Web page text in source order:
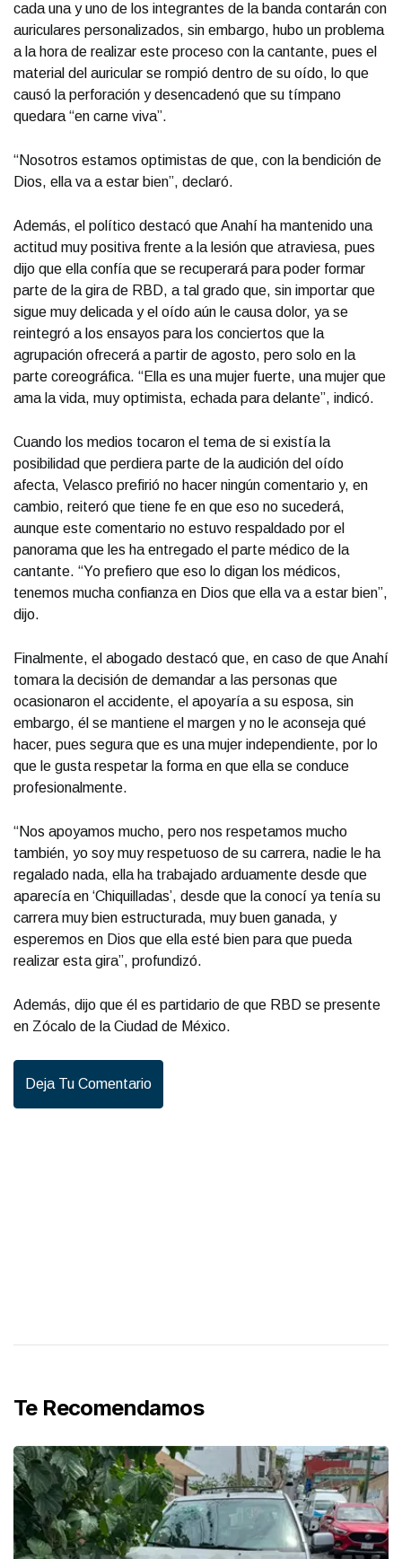
cada una y uno de los integrantes de la banda contarán con
auriculares personalizados, sin embargo, hubo un problema
a la hora de realizar este proceso con la cantante, pues el
material del auricular se rompió dentro de su oído, lo que
causó la perforación y desencadenó que su tímpano
quedara “en carne viva”.
“Nosotros estamos optimistas de que, con la bendición de
Dios, ella va a estar bien”, declaró.
Además, el político destacó que Anahí ha mantenido una
actitud muy positiva frente a la lesión que atraviesa, pues
dijo que ella confía que se recuperará para poder formar
parte de la gira de RBD, a tal grado que, sin importar que
sigue muy delicada y el oído aún le causa dolor, ya se
reintegró a los ensayos para los conciertos que la
agrupación ofrecerá a partir de agosto, pero solo en la
parte coreográfica. “Ella es una mujer fuerte, una mujer que
ama la vida, muy optimista, echada para delante”, indicó.
Cuando los medios tocaron el tema de si existía la
posibilidad que perdiera parte de la audición del oído
afecta, Velasco prefirió no hacer ningún comentario y, en
cambio, reiteró que tiene fe en que eso no sucederá,
aunque este comentario no estuvo respaldado por el
panorama que les ha entregado el parte médico de la
cantante. “Yo prefiero que eso lo digan los médicos,
tenemos mucha confianza en Dios que ella va a estar bien”,
dijo.
Finalmente, el abogado destacó que, en caso de que Anahí
tomara la decisión de demandar a las personas que
ocasionaron el accidente, el apoyaría a su esposa, sin
embargo, él se mantiene el margen y no le aconseja qué
hacer, pues segura que es una mujer independiente, por lo
que le gusta respetar la forma en que ella se conduce
profesionalmente.
“Nos apoyamos mucho, pero nos respetamos mucho
también, yo soy muy respetuoso de su carrera, nadie le ha
regalado nada, ella ha trabajado arduamente desde que
aparecía en ‘Chiquilladas’, desde que la conocí ya tenía su
carrera muy bien estructurada, muy buen ganada, y
esperemos en Dios que ella esté bien para que pueda
realizar esta gira”, profundizó.
Además, dijo que él es partidario de que RBD se presente
en Zócalo de la Ciudad de México.
Deja Tu Comentario
Te Recomendamos